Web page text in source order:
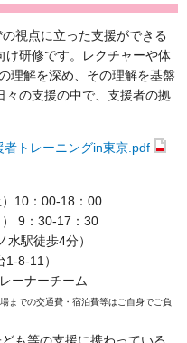
視点に立った支援ができる
け研修です。レクチャーや体
理解を深め、その理解を基盤
々の支援の中で、支援者の拠
者トレーニングin東京.pdf
10：00-18：00
：30-17：30
駅徒歩4分）
8-11）
ーナーチーム
までの交通費・宿泊費等はご自身でご負